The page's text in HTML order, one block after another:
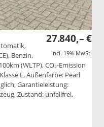
27.840,– €
incl. 19% MwSt.
Benzin,
(WLTP), CO₂-Emission
E, Außenfarbe: Pearl
Garantieleistung:
Zustand: unfallfrei,